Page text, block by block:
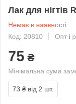
Лак для нігтів
Немає в наявності
Код: 20810
Опт і
75 ₴
Мінімальна сума
73 ₴ від 2 шт.